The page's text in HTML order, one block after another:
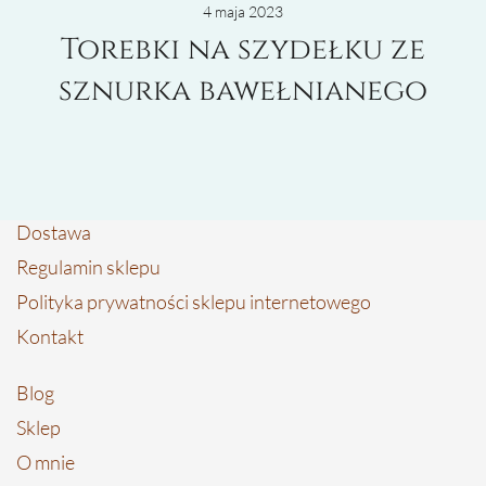
4 maja 2023
Torebki na szydełku ze
sznurka bawełnianego
Dostawa
Regulamin sklepu
Polityka prywatności sklepu internetowego
Kontakt
Blog
Sklep
O mnie